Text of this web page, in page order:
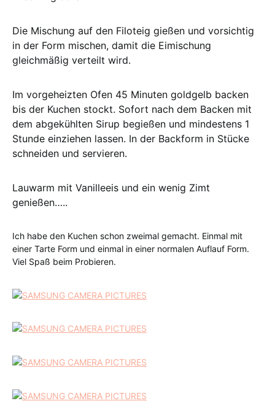
Die Mischung auf den Filoteig gießen und vorsichtig
in der Form mischen, damit die Eimischung
gleichmäßig verteilt wird.
Im vorgeheizten Ofen 45 Minuten goldgelb backen
bis der Kuchen stockt. Sofort nach dem Backen mit
dem abgekühlten Sirup begießen und mindestens 1
Stunde einziehen lassen. In der Backform in Stücke
schneiden und servieren.
Lauwarm mit Vanilleeis und ein wenig Zimt
genießen…..
Ich habe den Kuchen schon zweimal gemacht. Einmal mit
einer Tarte Form und einmal in einer normalen Auflauf Form.
Viel Spaß beim Probieren.